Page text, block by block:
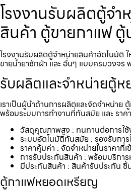
โรงงานรับผลิตตู้จ
สินค้า ตู้ขายกาแฟ
โรงงานรับผลิตตู้จำหน่ายสินค้า​อัตโนมัติ
ขายน้ำยาซักผ้า และ อื่นๆ แบบครบวงจร
รับผลิตและจำหน่ายตู้
เราเป็นผู้นำด้านการผลิตและจัดจำหน่า
พร้อมระบบการทำงานที่ทันสมัย และ ราค
วัสดุคุณภาพสูง : ทนทานต่อการใช้
ระบบอัตโนมัติทันสมัย : รองรับกา
ราคาคุ้มค่า : จัดจำหน่ายในราคาที่เ
การรับประกันสินค้า : พร้อมบริกา
มีประกันสินค้า : สินค้ารับประกัน ชิ้
ตู้กาแฟหยอดเหรียญ